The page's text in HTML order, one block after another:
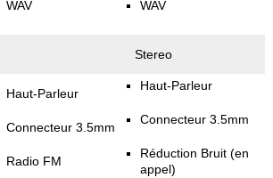
WAV WAV
Stereo
Haut-Parleur
Connecteur 3.5mm
Radio FM
Haut-Parleur
Connecteur 3.5mm
Réduction Bruit (en
appel)